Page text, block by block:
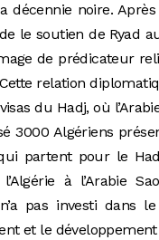
décennie noire.
le soutien de Ryad
de prédicateur
relation
du Hadj, où
3000 Algériens
qui partent pour le
à l’Arabie
pas investi dans
et le